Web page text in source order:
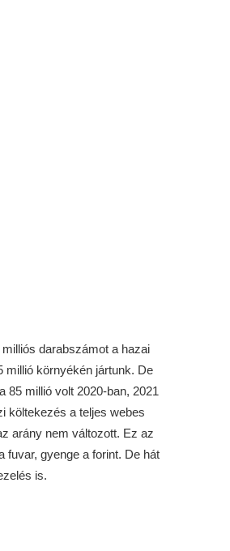
darabszámot a hazai
millió környékén jártunk. De
85 millió volt 2020-ban, 2021
költekezés a teljes webes
arány nem változott. Ez az
fuvar, gyenge a forint. De hát
is.